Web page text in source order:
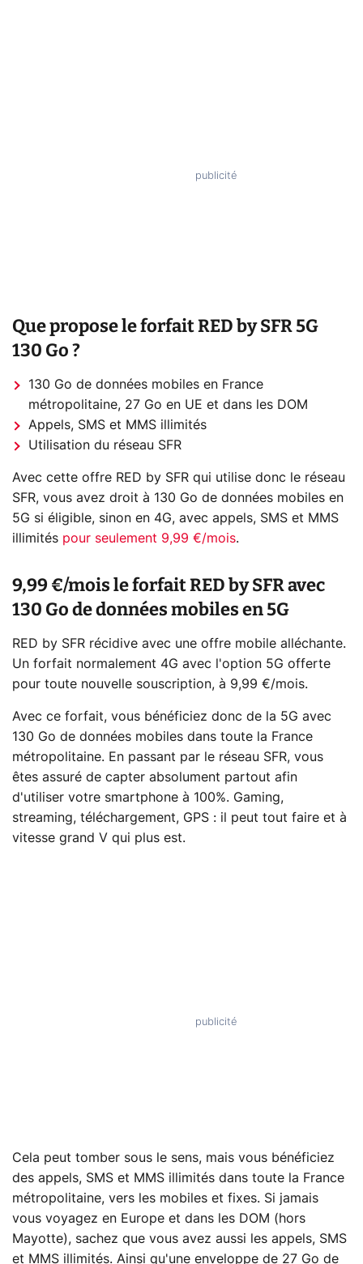
Que propose le forfait RED by SFR 5G
130 Go ?
130 Go de données mobiles en France
métropolitaine, 27 Go en UE et dans les DOM
Appels, SMS et MMS illimités
Utilisation du réseau SFR
Avec cette offre RED by SFR qui utilise donc le réseau
SFR, vous avez droit à 130 Go de données mobiles en
5G si éligible, sinon en 4G, avec appels, SMS et MMS
illimités pour seulement 9,99 €/mois.
9,99 €/mois le forfait RED by SFR avec
130 Go de données mobiles en 5G
RED by SFR récidive avec une offre mobile alléchante.
Un forfait normalement 4G avec l'option 5G offerte
pour toute nouvelle souscription, à 9,99 €/mois.
Avec ce forfait, vous bénéficiez donc de la 5G avec
130 Go de données mobiles dans toute la France
métropolitaine. En passant par le réseau SFR, vous
êtes assuré de capter absolument partout afin
d'utiliser votre smartphone à 100%. Gaming,
streaming, téléchargement, GPS : il peut tout faire et à
vitesse grand V qui plus est.
Cela peut tomber sous le sens, mais vous bénéficiez
des appels, SMS et MMS illimités dans toute la France
métropolitaine, vers les mobiles et fixes. Si jamais
vous voyagez en Europe et dans les DOM (hors
Mayotte), sachez que vous avez aussi les appels, SMS
et MMS illimités. Ainsi qu'une enveloppe de 27 Go de